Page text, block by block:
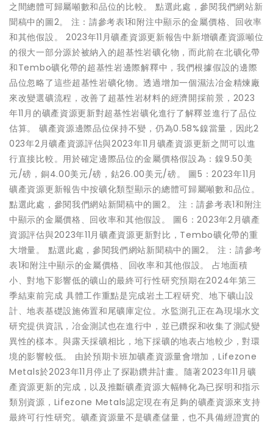
之間總體可歸屬噸數和品位的比較。 點選此處，參閱我們網站新
聞稿中的圖2。 注：請參考表1和附注中顯示的金屬價格、回收率
和其他假設。 2023年11月礦產資源更新報告中新增礦產資源噸位
的很大一部分源於被納入的超基性岩礦化物，而此前在北礦化帶
和Tembo礦化帶的超基性岩邊際解釋中，我們根據假設的邊際
品位忽略了這些超基性岩礦化物。透過增加一個濕法冶金精煉廠
來改變選礦流程，改善了超基性岩材料的經濟開採前景，2023
年11月的礦產資源更新對超基性岩礦化進行了解釋並進行了品位
估算。 礦產資源邊際品位保持不變，仍為0.58%鎳當量，因此2
023年2月礦產資源評估與2023年11月礦產資源更新之間可以進
行直接比較。用於確定邊際品位的金屬價格假設為：鎳9.50美
元/磅，銅4.00美元/磅，鈷26.00美元/磅。 圖5：2023年11月
礦產資源更新報告中按礦化類型顯示的總體可歸屬噸數和品位。
點選此處，參閱我們網站新聞稿中的圖2。 注：請參考表1和附注
中顯示的金屬價格、回收率和其他假設。 圖6：2023年2月礦產
資源評估與2023年11月礦產資源更新對比，Tembo礦化帶的重
大增量。 點選此處，參閱我們網站新聞稿中的圖2。 注：請參考
表1和附注中顯示的金屬價格、回收率和其他假設。 占地面積
小、對地下影響低的礦山的最終可行性研究預期在2024年第三
季結束前完成 具體工作重點是完成岩土工程研究、地下礦山設
計、地表基礎設施佈置和尾礦庫定位。水監測孔正在為現場水文
研究提供資訊，冶金測試也在進行中，並已鑽探和收集了測試變
異性的樣本。與露天採礦相比，地下採礦的地表占地較少，對環
境的影響較低。 由於預期卡班加礦產資源量會增加，Lifezone
Metals於2023年11月停止了探勘鑽井計畫。隨著2023年11月礦
產資源更新的完成，以及推斷礦產資源大幅轉化為已探明和指示
類別資源，Lifezone Metals認定現在有足夠的礦產資源來支持
最終可行性研究。礦產資源量不是礦產儲量，也不具備經證實的